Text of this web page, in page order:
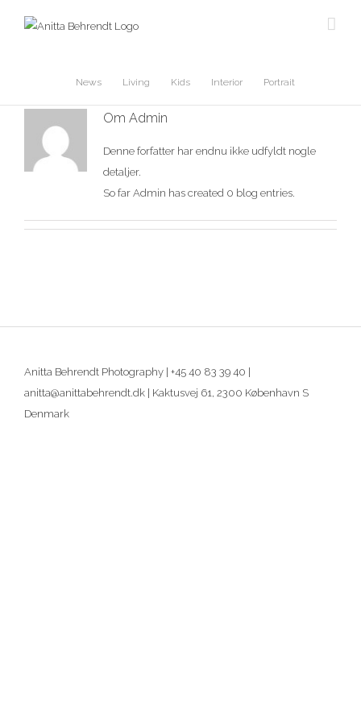
News Living Kids Interior Portrait
Om Admin
Denne forfatter har endnu ikke udfyldt nogle
detaljer.
So far Admin has created 0 blog entries.
Anitta Behrendt Photography | +45 40 83 39 40 |
anitta@anittabehrendt.dk | Kaktusvej 61, 2300 København S
Denmark